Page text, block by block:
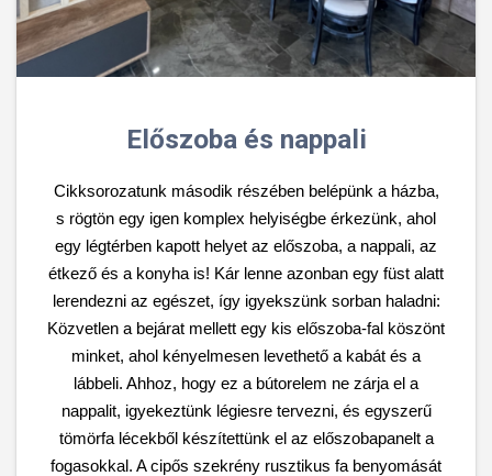
Előszoba és nappali
Cikksorozatunk második részében belépünk a házba,
s rögtön egy igen komplex helyiségbe érkezünk, ahol
egy légtérben kapott helyet az előszoba, a nappali, az
étkező és a konyha is! Kár lenne azonban egy füst alatt
lerendezni az egészet, így igyekszünk sorban haladni:
Közvetlen a bejárat mellett egy kis előszoba-fal köszönt
minket, ahol kényelmesen levethető a kabát és a
lábbeli. Ahhoz, hogy ez a bútorelem ne zárja el a
nappalit, igyekeztünk légiesre tervezni, és egyszerű
tömörfa lécekből készítettünk el az előszobapanelt a
fogasokkal. A cipős szekrény rusztikus fa benyomását